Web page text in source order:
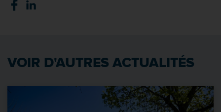
VOIR D'AUTRES ACTUALITÉS